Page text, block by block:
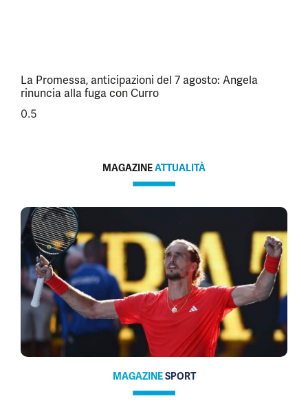
La Promessa, anticipazioni del 7 agosto: Angela
rinuncia alla fuga con Curro
MAGAZINEATTUALITÀ
MAGAZINESPORT